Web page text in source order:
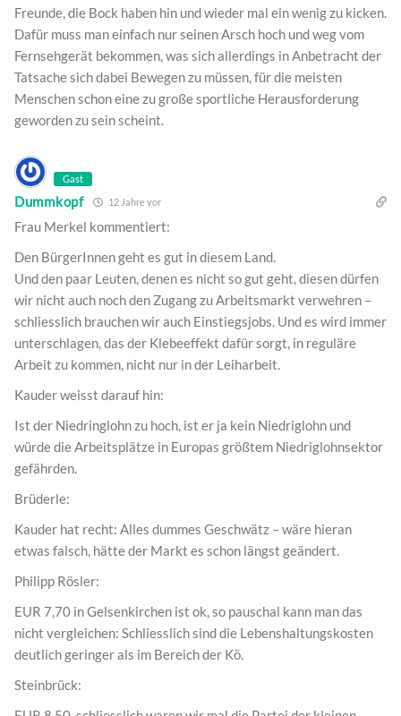
Freunde, die Bock haben hin und wieder mal ein wenig zu kicken.
Dafür muss man einfach nur seinen Arsch hoch und weg vom
Fernsehgerät bekommen, was sich allerdings in Anbetracht der
Tatsache sich dabei Bewegen zu müssen, für die meisten
Menschen schon eine zu große sportliche Herausforderung
geworden zu sein scheint.
Gast
Dummkopf 12 Jahre vor
Frau Merkel kommentiert:
Den BürgerInnen geht es gut in diesem Land.
Und den paar Leuten, denen es nicht so gut geht, diesen dürfen
wir nicht auch noch den Zugang zu Arbeitsmarkt verwehren –
schliesslich brauchen wir auch Einstiegsjobs. Und es wird immer
unterschlagen, das der Klebeeffekt dafür sorgt, in reguläre
Arbeit zu kommen, nicht nur in der Leiharbeit.
Kauder weisst darauf hin:
Ist der Niedringlohn zu hoch, ist er ja kein Niedriglohn und
würde die Arbeitsplätze in Europas größtem Niedriglohnsektor
gefährden.
Brüderle:
Kauder hat recht: Alles dummes Geschwätz – wäre hieran
etwas falsch, hätte der Markt es schon längst geändert.
Philipp Rösler:
EUR 7,70 in Gelsenkirchen ist ok, so pauschal kann man das
nicht vergleichen: Schliesslich sind die Lebenshaltungskosten
deutlich geringer als im Bereich der Kö.
Steinbrück: